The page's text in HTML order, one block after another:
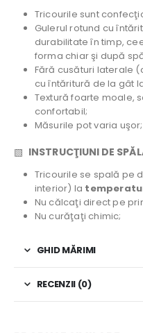
Tricourile sunt
Gulerul rotund cu
durabilitate în timp,
forma chiar şi după
Fără cusături laterale
cu întăritură de la gât
Textură foarte moale,
confortabil;
Măsurile pot varia uşor;
▧ INSTRUCŢIUNI DE
Tricourile se spală pe
interior) la
Nu călcaţi direct pe
Nu curăţaţi chimic;
GHID MĂRIMI
RECENZII (0)